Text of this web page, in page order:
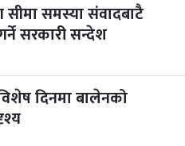
२ महिना बाँकी
समस्या संवादबाटै
सरकारी सन्देश
दिनमा बालेनको